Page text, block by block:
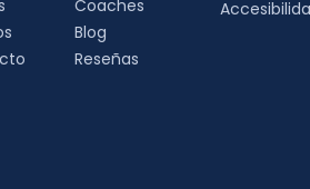
Coaches
Blog
Reseñas